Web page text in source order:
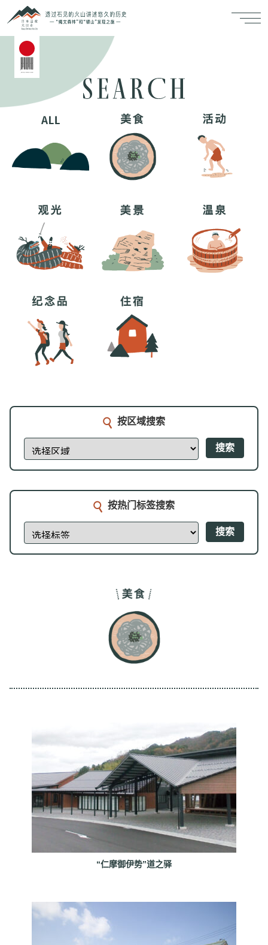
按区域搜索
搜索
按热门标签搜索
搜索
“仁摩御伊势”道之驿